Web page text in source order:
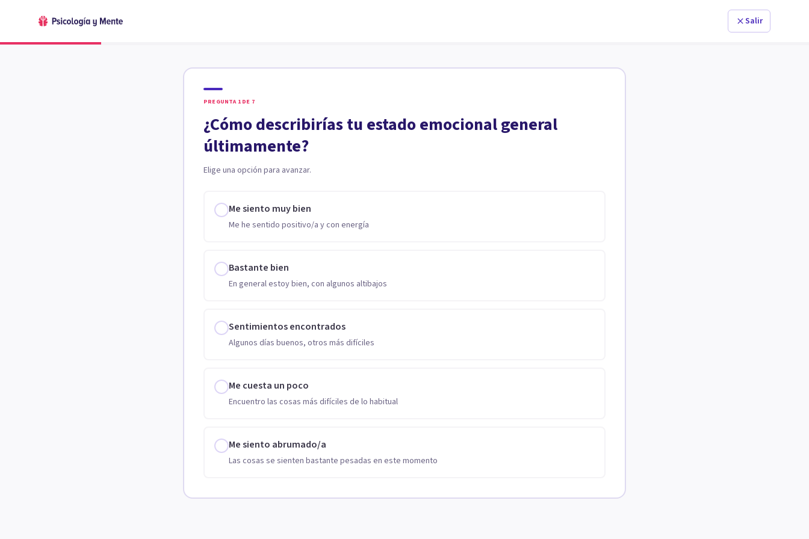
Salir
PREGUNTA 1 DE 7
¿Cómo describirías tu estado emocional general
últimamente?
Elige una opción para avanzar.
Me siento muy bien
Me he sentido positivo/a y con energía
Bastante bien
En general estoy bien, con algunos altibajos
Sentimientos encontrados
Algunos días buenos, otros más difíciles
Me cuesta un poco
Encuentro las cosas más difíciles de lo habitual
Me siento abrumado/a
Las cosas se sienten bastante pesadas en este momento